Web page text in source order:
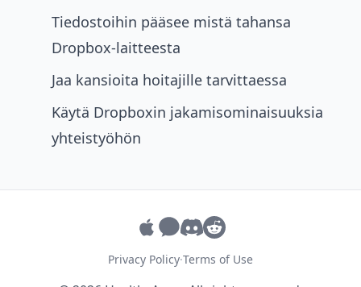
Tiedostoihin pääsee mistä tahansa
Dropbox-laitteesta
Jaa kansioita hoitajille tarvittaessa
Käytä Dropboxin jakamisominaisuuksia
yhteistyöhön
Privacy Policy·Terms of Use